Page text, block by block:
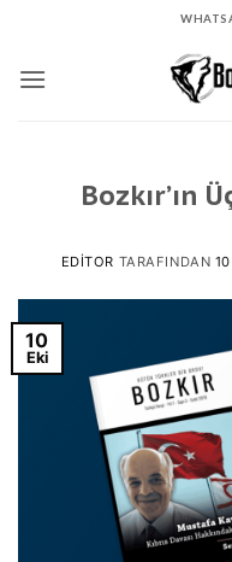
Bozkır’ın
EDITOR TARAFINDAN
10
Eki